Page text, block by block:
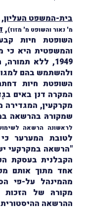
בית-המשפט העליון
מ' נאור והשופט מ' מזוז),
השופטת חיות
והמשפטית היא כי
1949, ללא
ולהשתמש בהם
השופטת חיות
מקרקעין, המגדירה
שמקורהּ בהרשאה
לראשונה הרשאה
לטובת המערער כי
"הרשאה במקרקעי
הקבלנית בעסקת
אחד מתוך אותם
מקורהּ של
ההרשאה